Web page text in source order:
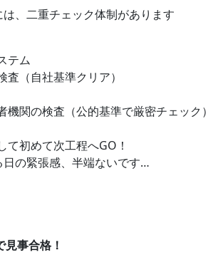
、二重チェック体制があります
テム
査（自社基準クリア）
機関の検査（公的基準で厳密チェック）
て初めて次工程へGO！
の緊張感、半端ないです…
事合格！